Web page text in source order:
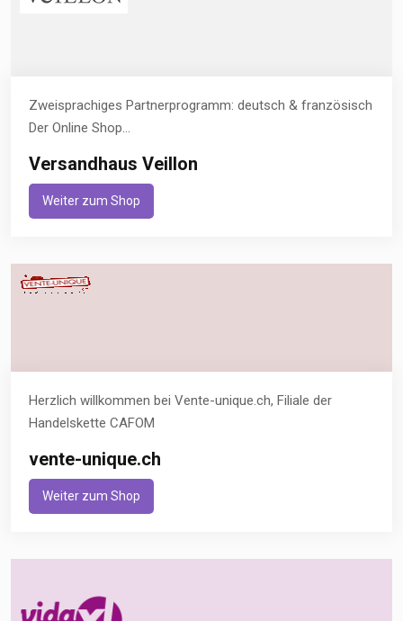
Zweisprachiges Partnerprogramm: deutsch & französisch
Der Online Shop...
Versandhaus Veillon
Weiter zum Shop
Herzlich willkommen bei Vente-unique.ch, Filiale der
Handelskette CAFOM
vente-unique.ch
Weiter zum Shop